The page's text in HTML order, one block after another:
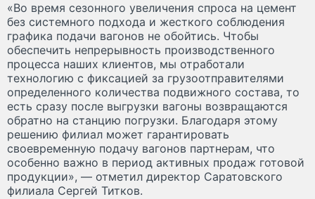
«Во время сезонного увеличения спроса на цемент
без системного подхода и жесткого соблюдения
графика подачи вагонов не обойтись. Чтобы
обеспечить непрерывность производственного
процесса наших клиентов, мы отработали
технологию с фиксацией за грузоотправителями
определенного количества подвижного состава, то
есть сразу после выгрузки вагоны возвращаются
обратно на станцию погрузки. Благодаря этому
решению филиал может гарантировать
своевременную подачу вагонов партнерам, что
особенно важно в период активных продаж готовой
продукции», — отметил директор Саратовского
филиала Сергей Титков.